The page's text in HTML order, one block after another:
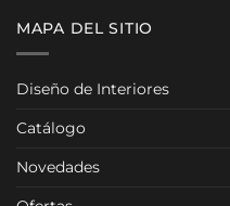
MAPA DEL SITIO
Diseño de Interiores
Catálogo
Novedades